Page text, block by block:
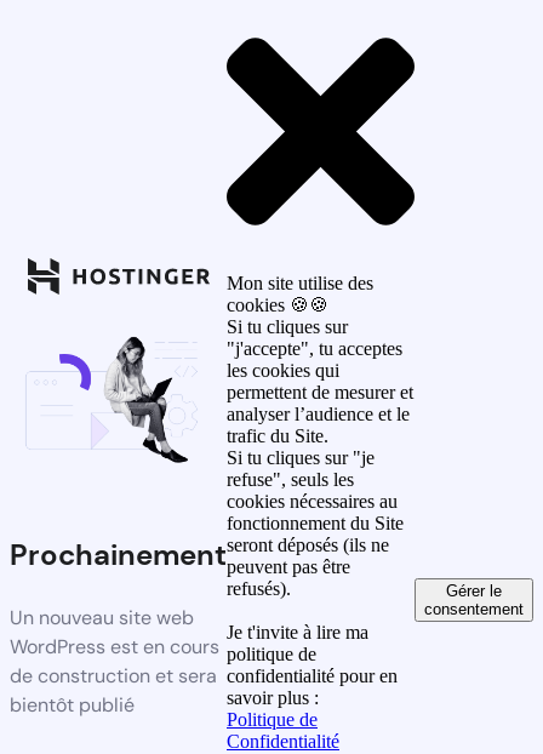
Prochainement
Un nouveau site web
WordPress est en cours
de construction et sera
bientôt publié
Mon site utilise des
cookies 🍪🍪
Si tu cliques sur
"j'accepte", tu acceptes
les cookies qui
permettent de mesurer et
analyser l’audience et le
trafic du Site.
Si tu cliques sur "je
refuse", seuls les
cookies nécessaires au
fonctionnement du Site
seront déposés (ils ne
peuvent pas être
refusés).
Je t'invite à lire ma
politique de
confidentialité pour en
savoir plus :
Politique de
Confidentialité
Gérer le
consentement